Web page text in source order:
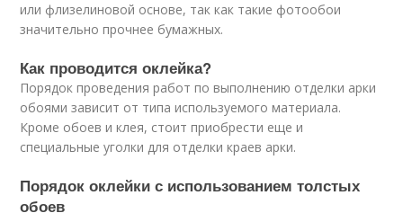
или флизелиновой основе, так как такие фотообои
значительно прочнее бумажных.
Как проводится оклейка?
Порядок проведения работ по выполнению отделки арки
обоями зависит от типа используемого материала.
Кроме обоев и клея, стоит приобрести еще и
специальные уголки для отделки краев арки.
Порядок оклейки с использованием толстых
обоев